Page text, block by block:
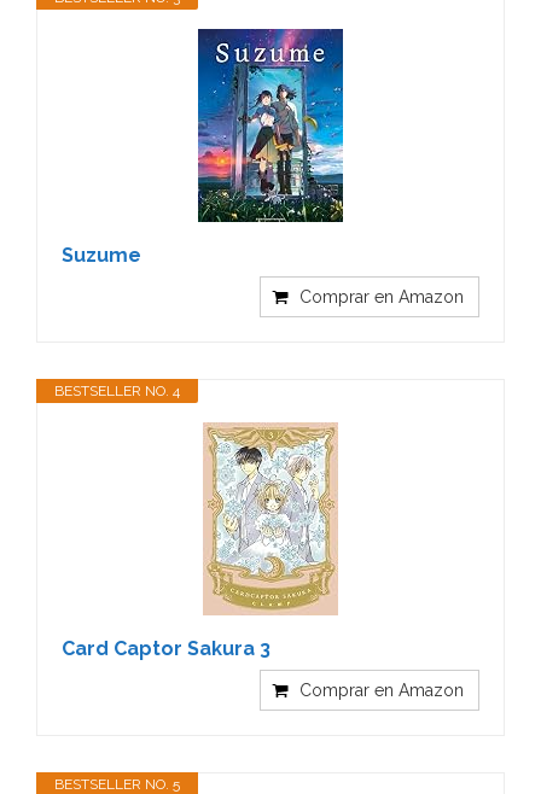
Suzume
Comprar en Amazon
BESTSELLER NO. 4
Card Captor Sakura 3
Comprar en Amazon
BESTSELLER NO. 5